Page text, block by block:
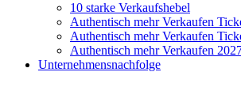
10 starke Verkaufshebel
Authentisch mehr Verkaufen
Authentisch mehr Verkaufen
Authentisch mehr Verkaufen
Unternehmensnachfolge